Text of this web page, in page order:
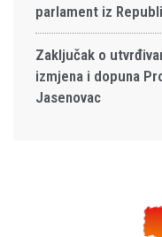
parlament iz
Zaključak o
izmjena i dopuna
Jasenovac